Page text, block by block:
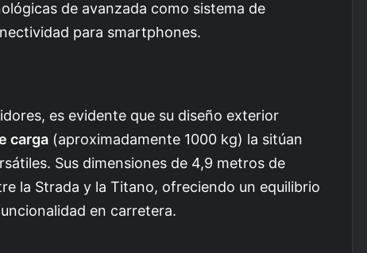
de avanzada como sistema de
para smartphones.
es evidente que su diseño exterior
carga (aproximadamente 1000 kg) la sitúan
Sus dimensiones de 4,9 metros de
la Strada y la Titano, ofreciendo un equilibrio
en carretera.